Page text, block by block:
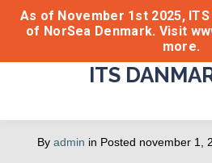
As of November 1st 2025,
of NorSea Denmark. Visit
more.
ITS
By admin in Posted november 1,